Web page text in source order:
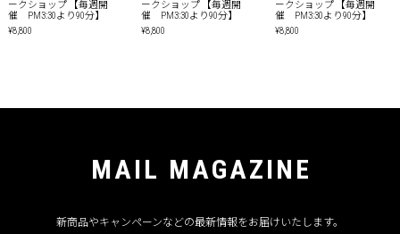
ークショップ 【毎週開
催 PM3:30より90分】
¥8,800
ークショップ 【毎週開
催 PM3:30より90分】
¥8,800
ークショップ 【毎週開
催 PM3:30より90分】
¥8,800
MAIL MAGAZINE
新商品やキャンペーンなどの最新情報をお届けいたします。